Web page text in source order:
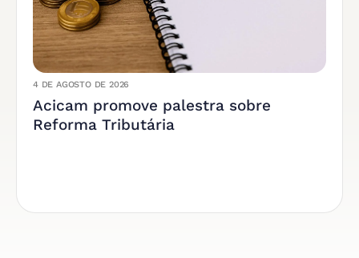
4 DE AGOSTO DE 2026
Acicam promove palestra sobre
Reforma Tributária